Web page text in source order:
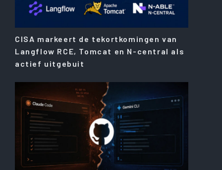
CISA markeert de tekortkomingen van
Langflow RCE, Tomcat en N-central als
actief uitgebuit